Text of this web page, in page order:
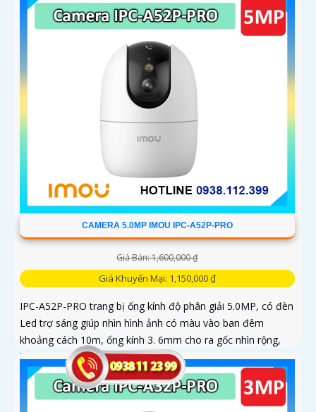
CAMERA 5.0MP IMOU IPC-A52P-PRO
Giá Bán: 1,600,000 ₫
Giá Khuyến Mại: 1,150,000 ₫
IPC-A52P-PRO trang bị ống kính độ phân giải 5.0MP, có đèn
Led trợ sáng giúp nhìn hình ảnh có màu vào ban đêm
khoảng cách 10m, ống kính 3. 6mm cho ra gốc nhìn rộng,
hỗ trợ công...